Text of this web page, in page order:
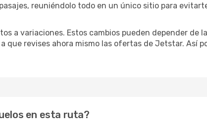
reuniéndolo todo en un único sitio para
a variaciones. Estos cambios pueden depender de la
que revises ahora mismo las ofertas de Jetstar. Así
en esta ruta?